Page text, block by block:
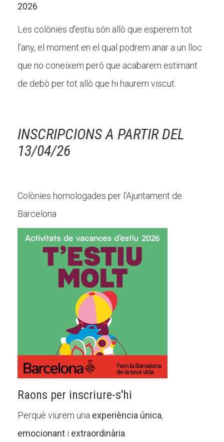
2026
Les colònies d'estiu són allò que esperem tot
l’any, el moment en el qual podrem anar a un lloc
que no coneixem però que acabarem estimant
de debò per tot allò que hi haurem viscut.
INSCRIPCIONS A PARTIR DEL
13/04/26
Colònies homologades per l'Ajuntament de
Barcelona
Raons per inscriure-s'hi
Perquè viurem una experiència única,
emocionant i extraordinària